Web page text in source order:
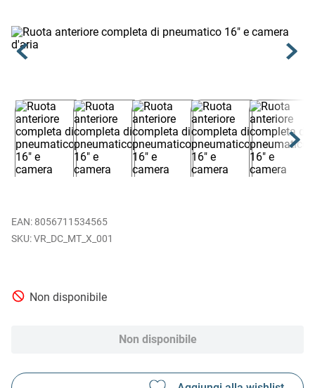
EAN: 8056711534565
VR_DC_MT_X_001
Non disponibile
Non disponibile